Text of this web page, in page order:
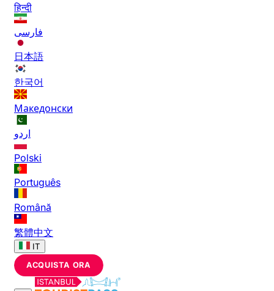
हिन्दी
فارسی
日本語
한국어
Македонски
اردو
Polski
Português
Română
繁體中文
IT
ACQUISTA ORA